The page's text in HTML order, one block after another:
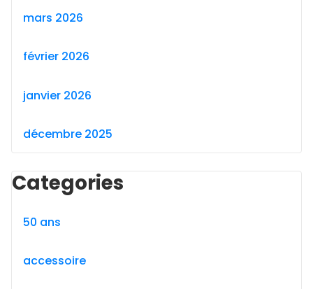
mars 2026
février 2026
janvier 2026
décembre 2025
Categories
50 ans
accessoire